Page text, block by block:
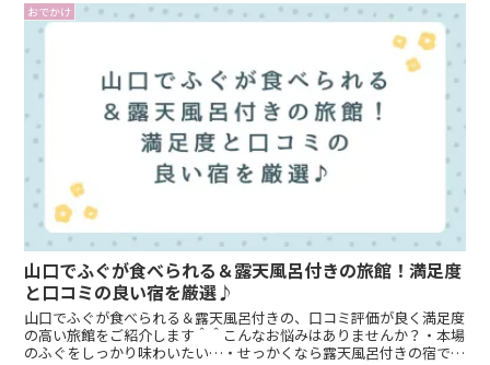
おでかけ
山口でふぐが食べられる＆露天風呂付きの旅館！満足度
と口コミの良い宿を厳選♪
山口でふぐが食べられる＆露天風呂付きの、口コミ評価が良く満足度
の高い旅館をご紹介します＾＾こんなお悩みはありませんか？・本場
のふぐをしっかり味わいたい…・せっかくなら露天風呂付きの宿で癒